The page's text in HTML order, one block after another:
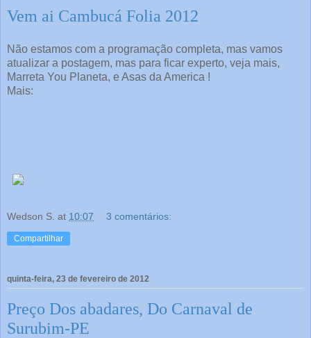
Vem ai Cambucá Folia 2012
Não estamos com a programação completa, mas vamos
atualizar a postagem, mas para ficar experto, veja mais,
Marreta You Planeta, e Asas da America !
Mais:
Wedson S. at 10:07 3 comentários:
Compartilhar
quinta-feira, 23 de fevereiro de 2012
Preço Dos abadares, Do Carnaval de
Surubim-PE